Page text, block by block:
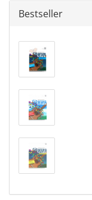
Bestseller